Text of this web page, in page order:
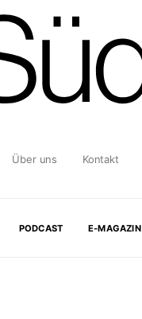
Über uns Kontakt
PODCAST E-MAGAZIN